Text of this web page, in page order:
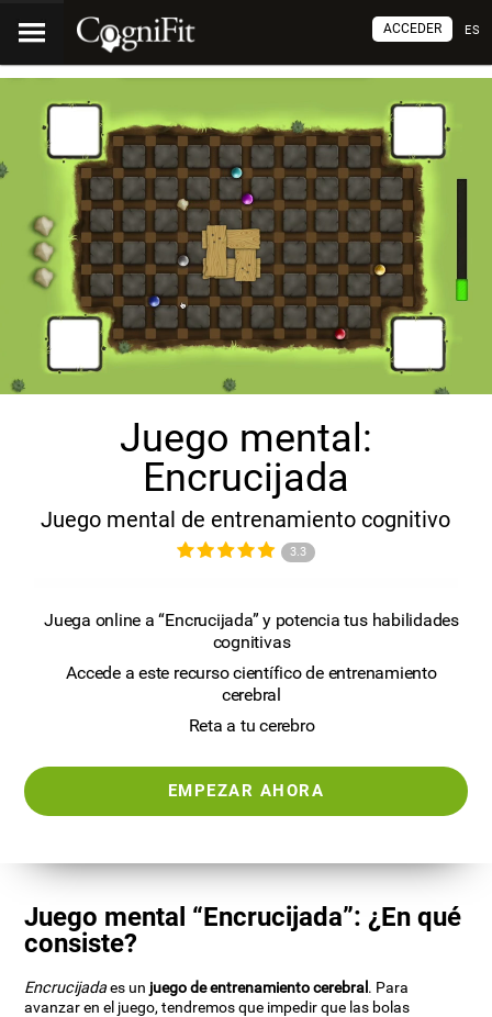
ES
ACCEDER
Juego mental:
Encrucijada
Juego mental de entrenamiento cognitivo
3.3
Juega online a “Encrucijada” y potencia tus habilidades
cognitivas
Accede a este recurso científico de entrenamiento
cerebral
Reta a tu cerebro
EMPEZAR AHORA
Juego mental “Encrucijada”: ¿En qué
consiste?
Encrucijadaes un juego de entrenamiento cerebral. Para
avanzar en el juego, tendremos que impedir que las bolas